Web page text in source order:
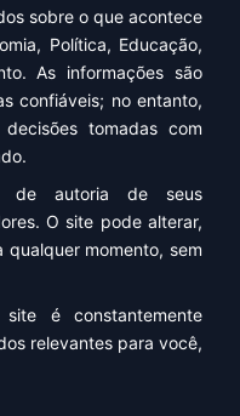
sobre o que acontece
Política, Educação,
As informações são
confiáveis; no entanto,
tomadas com
de autoria de seus
O site pode alterar,
momento, sem
é constantemente
relevantes para você,